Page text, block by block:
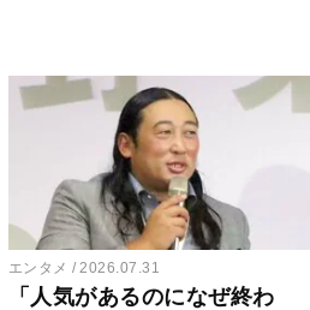
エンタメ 2026.07.31
「人気があるのになぜ終わ